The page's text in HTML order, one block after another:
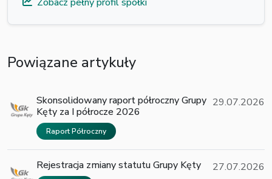
Zobacz pełny profil spółki
Powiązane artykuły
Skonsolidowany raport półroczny Grupy
Kęty za I półrocze 2026
Raport Półroczny
29.07.2026
Rejestracja zmiany statutu Grupy Kęty 27.07.2026